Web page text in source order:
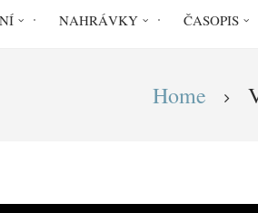
NAHRÁVKY ČASOPIS
Home